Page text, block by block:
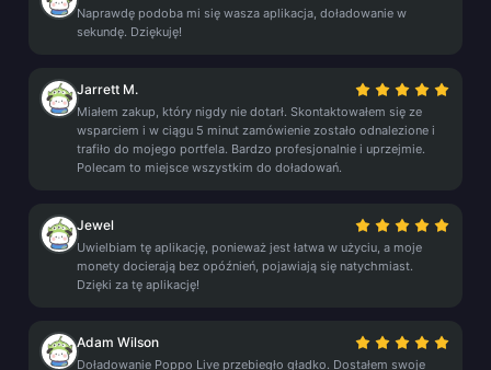
Naprawdę podoba mi się wasza aplikacja, doładowanie w
sekundę. Dziękuję!
Jarrett M.
Miałem zakup, który nigdy nie dotarł. Skontaktowałem się ze
wsparciem i w ciągu 5 minut zamówienie zostało odnalezione i
trafiło do mojego portfela. Bardzo profesjonalnie i uprzejmie.
Polecam to miejsce wszystkim do doładowań.
Jewel
Uwielbiam tę aplikację, ponieważ jest łatwa w użyciu, a moje
monety docierają bez opóźnień, pojawiają się natychmiast.
Dzięki za tę aplikację!
Adam Wilson
Doładowanie Poppo Live przebiegło gładko. Dostałem swoje